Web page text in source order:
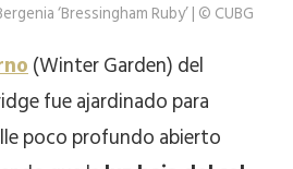
‘Bressingham Ruby’ | © CUBG
(Winter Garden) del
fue ajardinado para
poco profundo abierto